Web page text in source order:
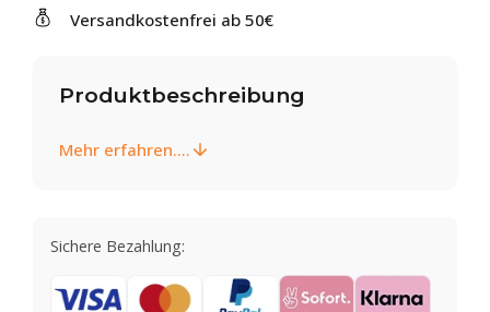
Versandkostenfrei ab 50€
Produktbeschreibung
Mehr erfahren....
Sichere Bezahlung: